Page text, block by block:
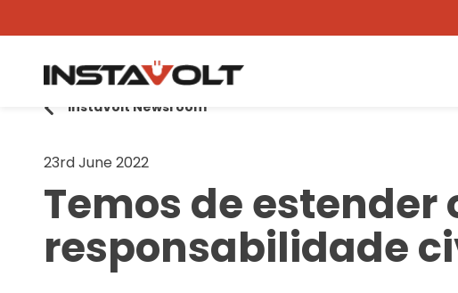
InstaVolt Newsroom
23rd June 2022
Temos de estender
responsabilidade